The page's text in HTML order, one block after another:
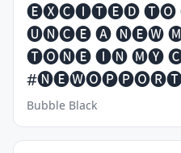
🅔🅧🅒🅘🅣🅔🅓 🅣🅞
🅤🅝🅒🅔 🅐 🅝🅔🅦
🅣🅞🅝🅔 🅘🅝 🅜🅨
Bubble Black